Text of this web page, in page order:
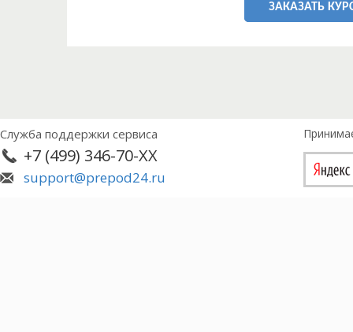
ЗАКАЗАТЬ
Служба поддержки сервиса
+7 (499) 346-70-XX
support@prepod24.ru